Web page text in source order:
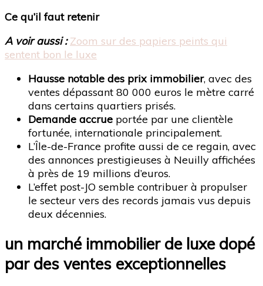
Ce qu’il faut retenir
A voir aussi : Zoom sur des papiers peints qui
sentent bon le luxe
Hausse notable des prix immobilier, avec des
ventes dépassant 80 000 euros le mètre carré
dans certains quartiers prisés.
Demande accrue portée par une clientèle
fortunée, internationale principalement.
L’Île-de-France profite aussi de ce regain, avec
des annonces prestigieuses à Neuilly affichées
à près de 19 millions d’euros.
L’effet post-JO semble contribuer à propulser
le secteur vers des records jamais vus depuis
deux décennies.
un marché immobilier de luxe dopé
par des ventes exceptionnelles